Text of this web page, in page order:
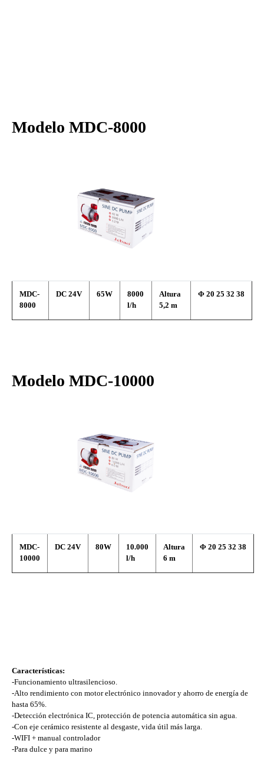
Modelo MDC-8000
MDC-
8000
DC 24V 65W
8000
l/h
Altura
5,2 m
Φ 20 25 32 38
Modelo MDC-10000
MDC-
10000
DC 24V 80W
10.000
l/h
Altura
6 m
Φ 20 25 32 38
Características:
-Funcionamiento ultrasilencioso.
-Alto rendimiento con motor electrónico innovador y ahorro de energía de
hasta 65%.
-Detección electrónica IC, protección de potencia automática sin agua.
-Con eje cerámico resistente al desgaste, vida útil más larga.
-WIFI + manual controlador
-Para dulce y para marino